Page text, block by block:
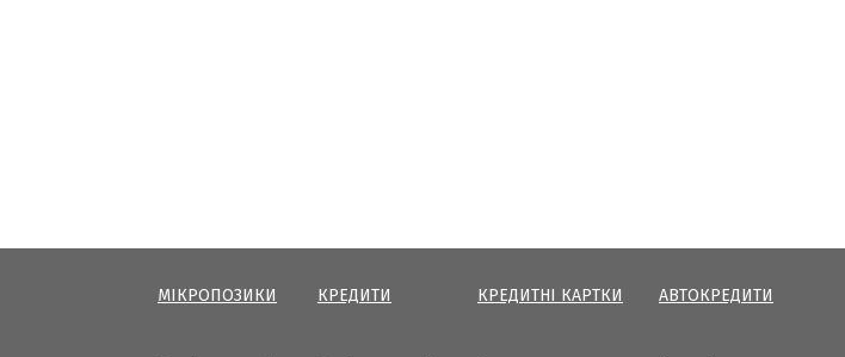
МІКРОПОЗИКИ КРЕДИТИ КРЕДИТНІ КАРТКИ АВТОКРЕДИТИ